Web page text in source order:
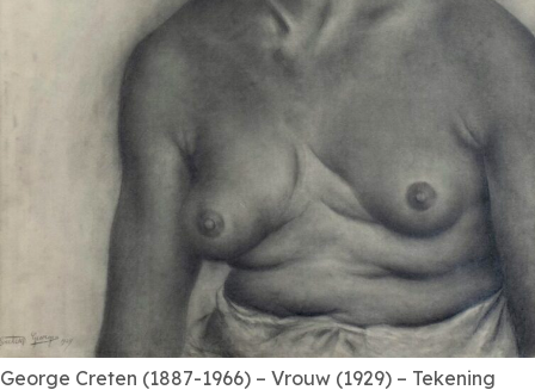
George Creten (1887-1966) – Vrouw (1929) – Tekening